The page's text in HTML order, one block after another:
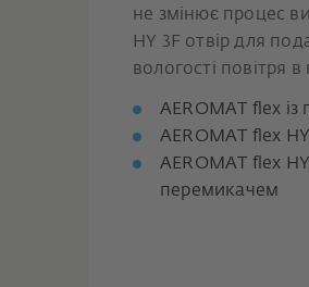
не змінює процес
HY 3F отвір для
вологості повітря
AEROMAT flex
AEROMAT flex
AEROMAT flex
перемикачем